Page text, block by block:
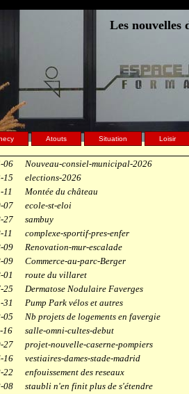
Les nouvelles
Atouts Situation Loisir
06
Nouveau-consiel-municipal-2026
15
elections-2026
11
Montée du château
07
ecole-st-eloi
27
sambuy
11
complexe-sportif-pres-enfer
09
Renovation-mur-escalade
09
Commerce-au-parc-Berger
01
route du villaret
25
Dermatose Nodulaire Faverges
31
Pump Park vélos et autres
05
Nb projets de logements en favergie
16
salle-omni-cultes-debut
27
projet-nouvelle-caserne-pompiers
16
vestiaires-dames-stade-madrid
22
enfouissement des reseaux
08
staubli n'en finit plus de s'étendre